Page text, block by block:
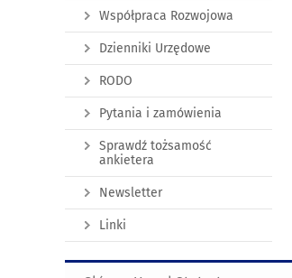
Współpraca Rozwojowa
Dzienniki Urzędowe
RODO
Pytania i zamówienia
Sprawdź tożsamość
ankietera
Newsletter
Linki